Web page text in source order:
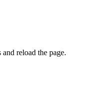
reload the page.